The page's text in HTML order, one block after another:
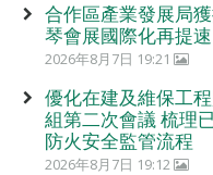
合作區產業發展局
琴會展國際化再提速
2026年8月7日 19:21
優化在建及維保工
組第二次會議 梳理
防火安全監管流程
2026年8月7日 19:12